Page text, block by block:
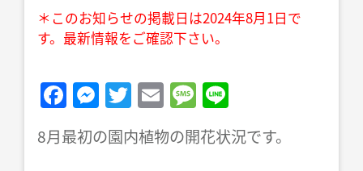
＊このお知らせの掲載日は2024年8月1日で
す。最新情報をご確認下さい。
F
a
c
M
e
ss
T
w
itt
E
m
ai
M
e
ss
n
e
8月最初の園内植物の開花状況です。